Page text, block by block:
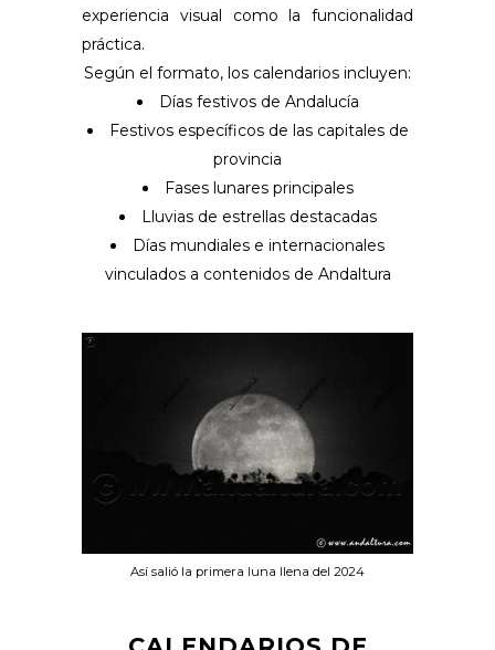
experiencia visual como la funcionalidad
práctica.
Según el formato, los calendarios incluyen:
Días festivos de Andalucía
Festivos específicos de las capitales de
provincia
Fases lunares principales
Lluvias de estrellas destacadas
Días mundiales e internacionales
vinculados a contenidos de Andaltura
Así salió la primera luna llena del 2024